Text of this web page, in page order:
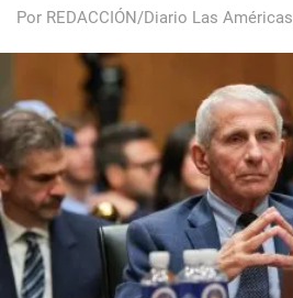
Por REDACCIÓN/Diario Las Américas